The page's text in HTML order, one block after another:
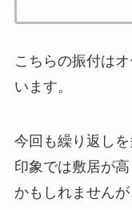
こちらの振付は
います。
今回も繰り返し
印象では敷居が
かもしれません